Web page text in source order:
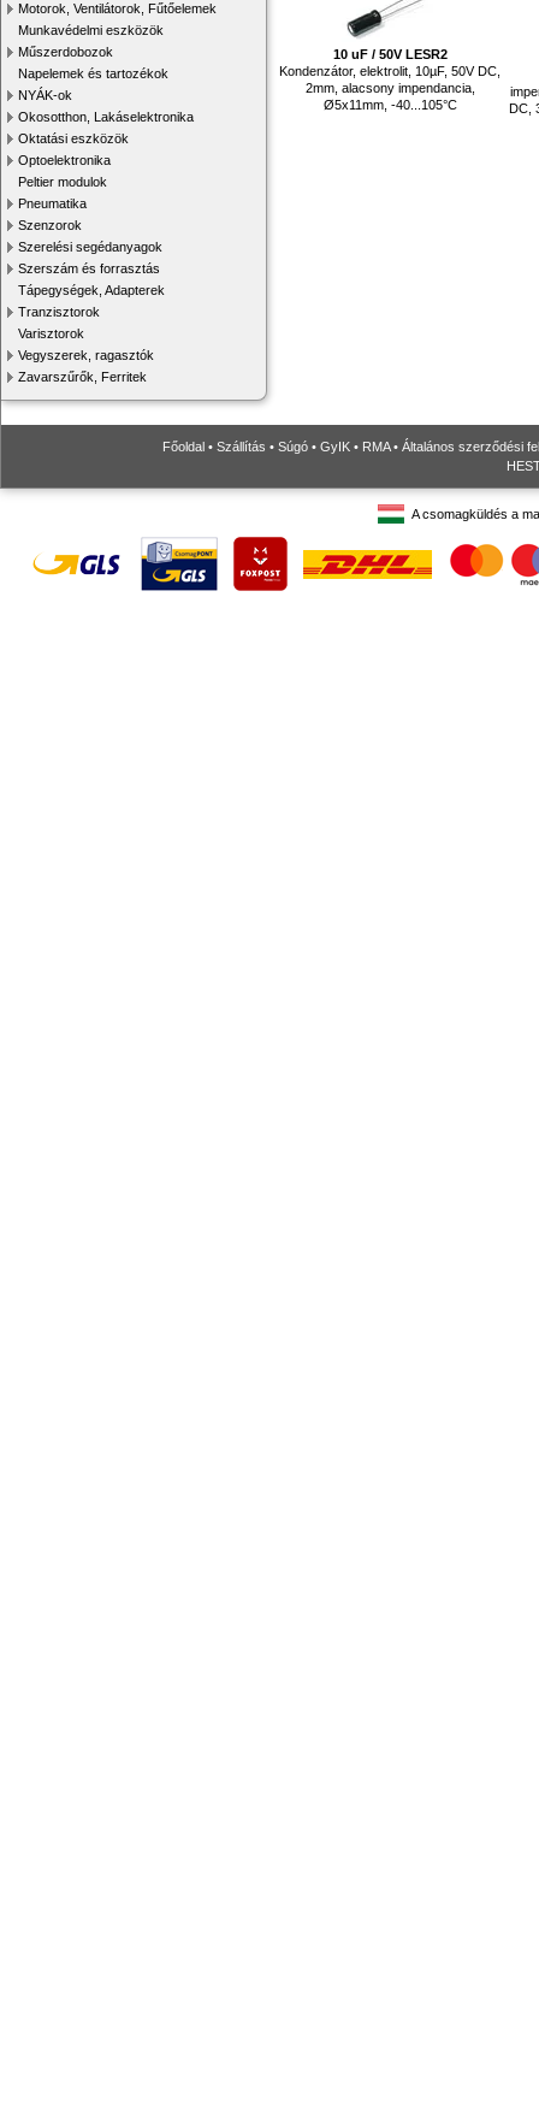
Motorok, Ventilátorok, Fűtőelemek
Munkavédelmi eszközök
Műszerdobozok
Napelemek és tartozékok
NYÁK-ok
Okosotthon, Lakáselektronika
Oktatási eszközök
Optoelektronika
Peltier modulok
Pneumatika
Szenzorok
Szerelési segédanyagok
Szerszám és forrasztás
Tápegységek, Adapterek
Tranzisztorok
Varisztorok
Vegyszerek, ragasztók
Zavarszűrők, Ferritek
10 uF / 50V LESR2
Kondenzátor, elektrolit, 10µF, 50V DC,
2mm, alacsony impendancia,
Ø5x11mm, -40...105°C
DC,
Főoldal • Szállítás • Súgó • GyIK • RMA• Általános szerződési
A csomagküldés a